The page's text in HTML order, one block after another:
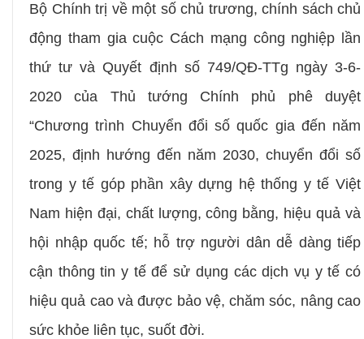
Bộ Chính trị về một số chủ trương, chính sách chủ
động tham gia cuộc Cách mạng công nghiệp lần
thứ tư và Quyết định số 749/QĐ-TTg ngày 3-6-
2020 của Thủ tướng Chính phủ phê duyệt
“Chương trình Chuyển đổi số quốc gia đến năm
2025, định hướng đến năm 2030, chuyển đổi số
trong y tế góp phần xây dựng hệ thống y tế Việt
Nam hiện đại, chất lượng, công bằng, hiệu quả và
hội nhập quốc tế; hỗ trợ người dân dễ dàng tiếp
cận thông tin y tế để sử dụng các dịch vụ y tế có
hiệu quả cao và được bảo vệ, chăm sóc, nâng cao
sức khỏe liên tục, suốt đời.